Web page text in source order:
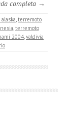
completa →
,terremoto
,terremoto
2004,valdivia